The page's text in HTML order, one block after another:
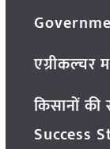
किसानों
Success